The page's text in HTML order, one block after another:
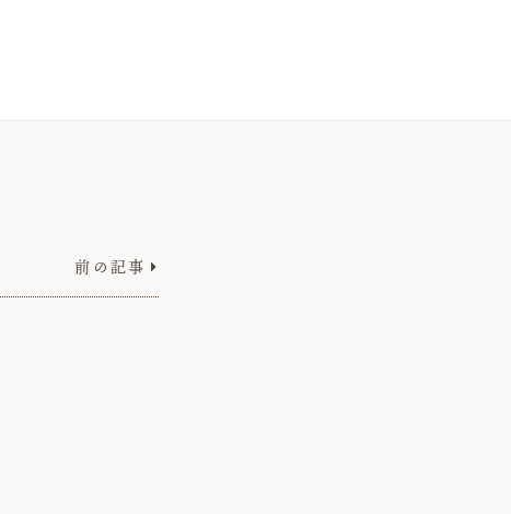
前の記事 